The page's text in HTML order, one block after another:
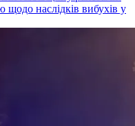
щодо наслідків вибухів у